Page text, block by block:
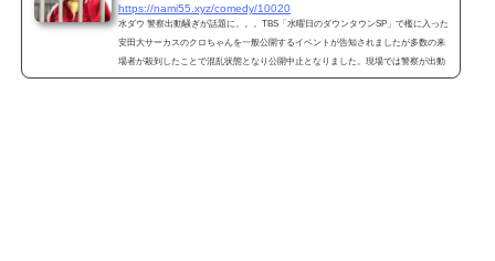
https://nami55.xyz/comedy/10020
水ダウ 警察出動騒ぎが話題に。。。TBS「水曜日のダウンタウンSP」で檻に入った
安田大サーカスのクロちゃんを一般公開するイベントが告知されましたが多数の来
場者が殺到したことで混乱状態となり公開中止となりました。現場では警察が出動
する騒ぎとなっていたようです。 今回はとしまえんで発生したトラブルについてツ